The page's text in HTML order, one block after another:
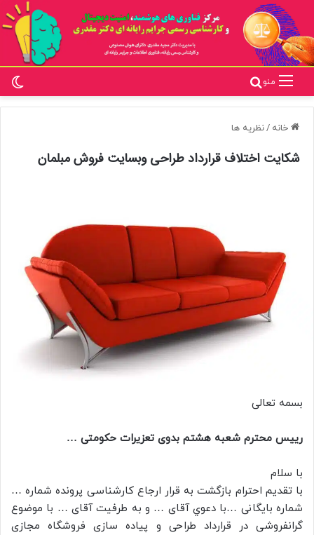
منو
خانه /نظریه ها
شکایت اختلاف قرارداد طراحی وبسایت فروش مبلمان
بسمه تعالی
رییس محترم شعبه هشتم بدوی تعزیرات حکومتی …
با سلام
با تقديم احترام بازگشت به قرار ارجاع کارشناسی پرونده شماره …
شماره بایگانی …با دعوي آقای … و به طرفيت آقای … با موضوع
گرانفروشی در قرارداد طراحی و پیاده سازی فروشگاه مجازی